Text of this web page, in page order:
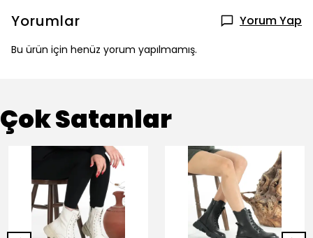
Yorumlar Yorum Yap
Bu ürün için henüz yorum yapılmamış.
Çok Satanlar